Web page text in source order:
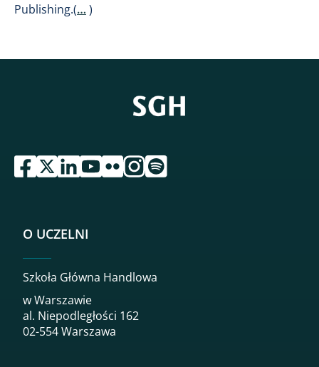
Publishing.(… )
przejdź do serwisu facebook sgh
przejdź do serwisu twitter sgh
przejdź do serwisu linkedin sgh
przejdź do serwisu youtube sgh
przejdź do serwisu flickr sgh
przejdź do serwisu instagram sgh
przejdź do serwisu spotify sgh
O UCZELNI
Szkoła Główna Handlowa
w Warszawie
al. Niepodległości 162
02-554 Warszawa